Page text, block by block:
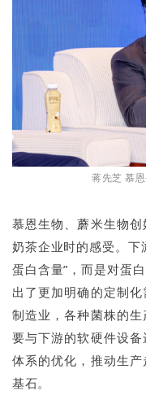
蒋先芝 慕
慕恩生物、蘑米生物
奶茶企业时的感受。下
蛋白含量”，而是对蛋
出了更加明确的定制
制造业，各种菌株的
要与下游的软硬件设
体系的优化，推动生
基石。